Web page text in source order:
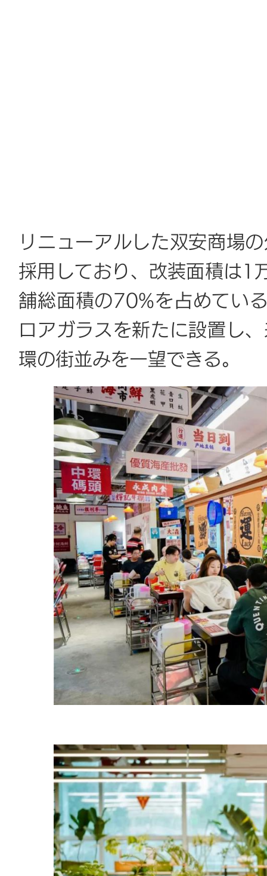
リニューアルした双安商場
採用しており、改装面積は
舗総面積の70%を占めてい
ロアガラスを新たに設置し
環の街並みを一望できる。